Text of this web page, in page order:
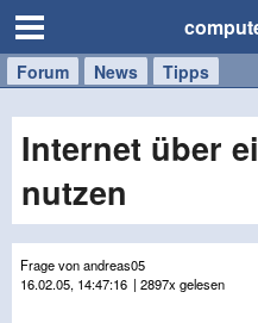
Forum News Tipps
Handy
Tablet
Windows
Mac
Internet über
nutzen
Frage von andreas05
16.02.05, 14:47:16 | 2897x gelesen